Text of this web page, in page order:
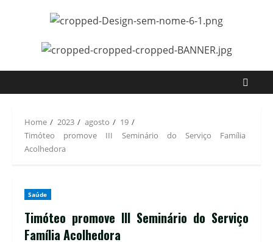
Home 2023 agosto
19
Timóteo promove III Seminário do Serviço Família
Acolhedora
Saúde
Timóteo promove III Seminário do Serviço
Família Acolhedora